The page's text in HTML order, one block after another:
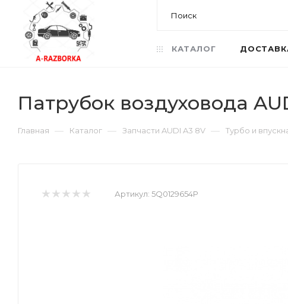
КАТАЛОГ
Патрубок воздуховода
Главная — Каталог — Запчасти AUDI A3 8V — Турбо и
Артикул: 5Q0129654P